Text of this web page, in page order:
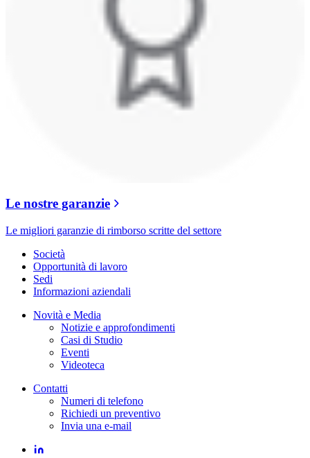
Le nostre garanzie
Le migliori garanzie di rimborso scritte del settore
Società
Opportunità di lavoro
Sedi
Informazioni aziendali
Novità e Media
Notizie e approfondimenti
Casi di Studio
Eventi
Videoteca
Contatti
Numeri di telefono
Richiedi un preventivo
Invia una e-mail